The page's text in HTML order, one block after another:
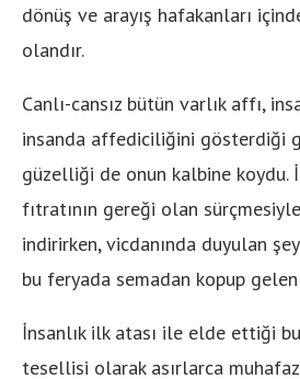
dönüş ve arayış hafakanları
olandır.
Canlı-cansız bütün varlık affı,
insanda affediciliğini gösterdiği
güzelliği de onun kalbine koydu.
fıtratının gereği olan
indirirken, vicdanında duyulan
bu feryada semadan kopup
İnsanlık ilk atası ile elde ettiği
tesellisi olarak asırlarca